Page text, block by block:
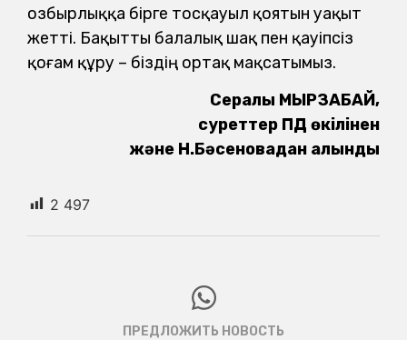
озбырлыққа бірге тосқауыл қоятын уақыт
жетті. Бақытты балалық шақ пен қауіпсіз
қоғам құру – біздің ортақ мақсатымыз.
Сералы МЫРЗАБАЙ,
суреттер ПД өкілінен
және Н.Бәсеновадан алынды
2 497
ПРЕДЛОЖИТЬ НОВОСТЬ